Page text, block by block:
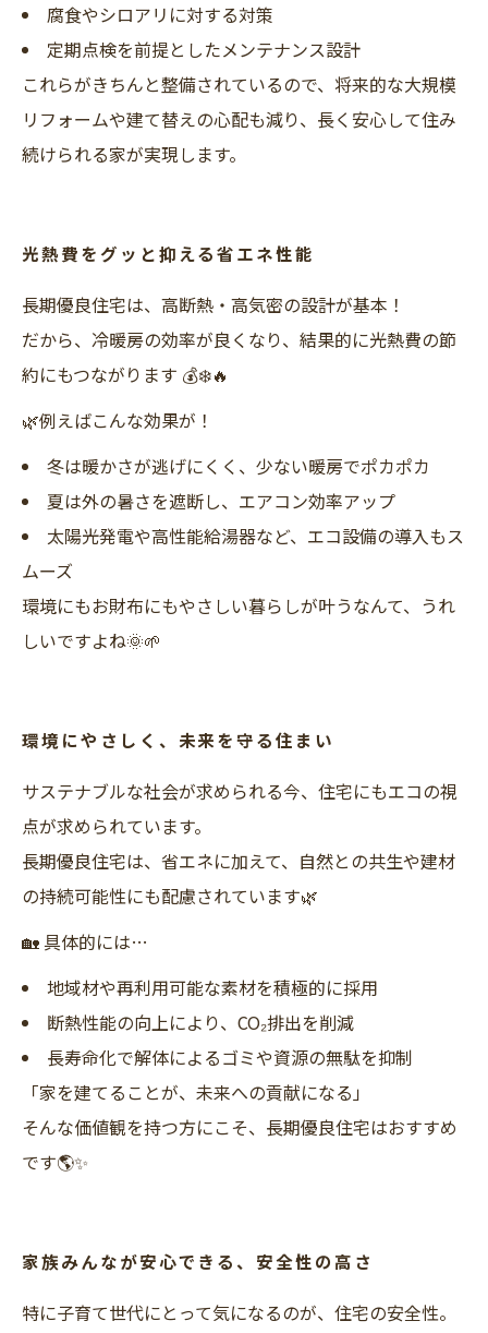
腐食やシロアリに対する対策
定期点検を前提としたメンテナンス設計
これらがきちんと整備されているので、将来的な大規模
リフォームや建て替えの心配も減り、長く安心して住み
続けられる家が実現します。
光熱費をグッと抑える省エネ性能
長期優良住宅は、高断熱・高気密の設計が基本！
だから、冷暖房の効率が良くなり、結果的に光熱費の節
約にもつながります 💰❄️🔥
🌿例えばこんな効果が！
冬は暖かさが逃げにくく、少ない暖房でポカポカ
夏は外の暑さを遮断し、エアコン効率アップ
太陽光発電や高性能給湯器など、エコ設備の導入もス
ムーズ
環境にもお財布にもやさしい暮らしが叶うなんて、うれ
しいですよね🌞🌱
環境にやさしく、未来を守る住まい
サステナブルな社会が求められる今、住宅にもエコの視
点が求められています。
長期優良住宅は、省エネに加えて、自然との共生や建材
の持続可能性にも配慮されています🌿
🏡 具体的には…
地域材や再利用可能な素材を積極的に採用
断熱性能の向上により、CO₂排出を削減
長寿命化で解体によるゴミや資源の無駄を抑制
「家を建てることが、未来への貢献になる」
そんな価値観を持つ方にこそ、長期優良住宅はおすすめ
です🌎✨
家族みんなが安心できる、安全性の高さ
特に子育て世代にとって気になるのが、住宅の安全性。